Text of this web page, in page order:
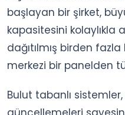
başlayan bir şirket,
kapasitesini kolaylıkla
dağıtılmış birden
merkezi bir panelden
Bulut tabanlı